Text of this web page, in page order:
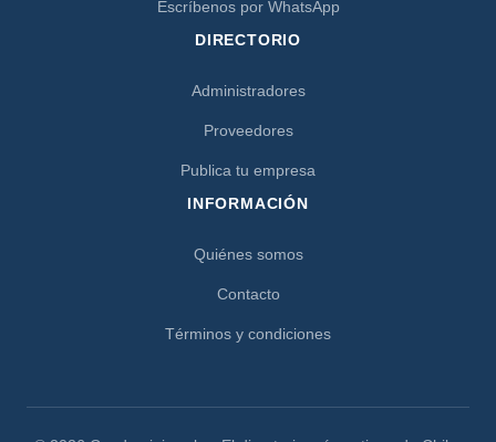
Escríbenos por WhatsApp
DIRECTORIO
Administradores
Proveedores
Publica tu empresa
INFORMACIÓN
Quiénes somos
Contacto
Términos y condiciones